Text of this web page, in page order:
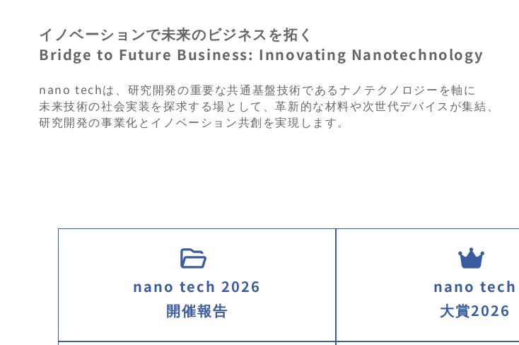
イノベーションで未来のビジネスを拓く
Bridge to Future Business: Innovating Nanotechnology
nano techは、研究開発の重要な共通基盤技術であるナノテクノロジーを軸に
未来技術の社会実装を探求する場として、革新的な材料や次世代デバイスが集結、
研究開発の事業化とイノベーション共創を実現します。
nano tech 2026
開催報告
nano tech
大賞2026